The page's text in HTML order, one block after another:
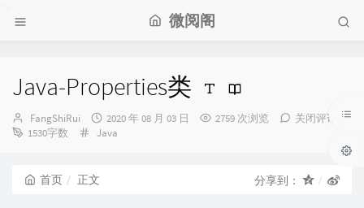
微阅阁
Java-Properties类
博
主：
FangShiRui
发
布
2020 年 08 月 03 日 2759 次浏览
关闭评论
1530字数
分
Java
首页 正文 分享到：